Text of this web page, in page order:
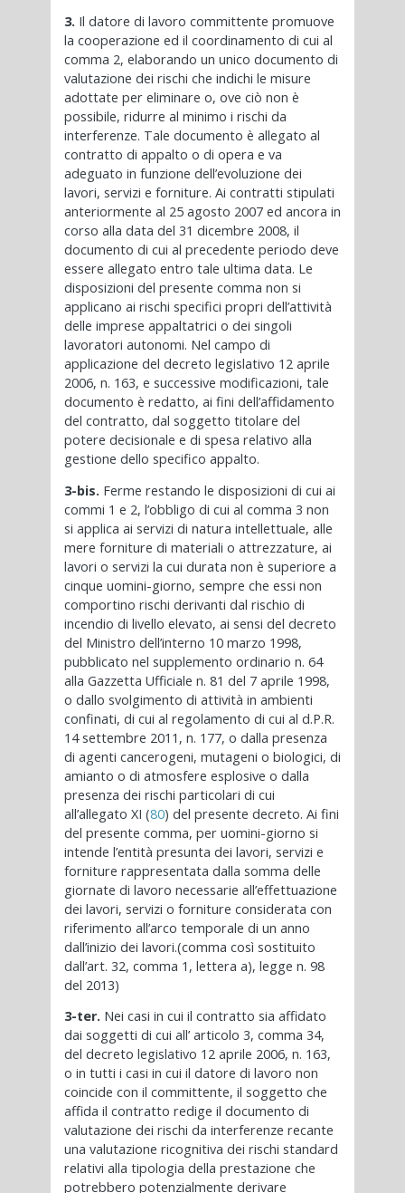
3. Il datore di lavoro committente promuove
la cooperazione ed il coordinamento di cui al
comma 2, elaborando un unico documento di
valutazione dei rischi che indichi le misure
adottate per eliminare o, ove ciò non è
possibile, ridurre al minimo i rischi da
interferenze. Tale documento è allegato al
contratto di appalto o di opera e va
adeguato in funzione dell’evoluzione dei
lavori, servizi e forniture. Ai contratti stipulati
anteriormente al 25 agosto 2007 ed ancora in
corso alla data del 31 dicembre 2008, il
documento di cui al precedente periodo deve
essere allegato entro tale ultima data. Le
disposizioni del presente comma non si
applicano ai rischi specifici propri dell’attività
delle imprese appaltatrici o dei singoli
lavoratori autonomi. Nel campo di
applicazione del decreto legislativo 12 aprile
2006, n. 163, e successive modificazioni, tale
documento è redatto, ai fini dell’affidamento
del contratto, dal soggetto titolare del
potere decisionale e di spesa relativo alla
gestione dello specifico appalto.
3-bis. Ferme restando le disposizioni di cui ai
commi 1 e 2, l’obbligo di cui al comma 3 non
si applica ai servizi di natura intellettuale, alle
mere forniture di materiali o attrezzature, ai
lavori o servizi la cui durata non è superiore a
cinque uomini-giorno, sempre che essi non
comportino rischi derivanti dal rischio di
incendio di livello elevato, ai sensi del decreto
del Ministro dell’interno 10 marzo 1998,
pubblicato nel supplemento ordinario n. 64
alla Gazzetta Ufficiale n. 81 del 7 aprile 1998,
o dallo svolgimento di attività in ambienti
confinati, di cui al regolamento di cui al d.P.R.
14 settembre 2011, n. 177, o dalla presenza
di agenti cancerogeni, mutageni o biologici, di
amianto o di atmosfere esplosive o dalla
presenza dei rischi particolari di cui
all’allegato XI (80) del presente decreto. Ai fini
del presente comma, per uomini-giorno si
intende l’entità presunta dei lavori, servizi e
forniture rappresentata dalla somma delle
giornate di lavoro necessarie all’effettuazione
dei lavori, servizi o forniture considerata con
riferimento all’arco temporale di un anno
dall’inizio dei lavori.(comma così sostituito
dall’art. 32, comma 1, lettera a), legge n. 98
del 2013)
3-ter. Nei casi in cui il contratto sia affidato
dai soggetti di cui all’ articolo 3, comma 34,
del decreto legislativo 12 aprile 2006, n. 163,
o in tutti i casi in cui il datore di lavoro non
coincide con il committente, il soggetto che
affida il contratto redige il documento di
valutazione dei rischi da interferenze recante
una valutazione ricognitiva dei rischi standard
relativi alla tipologia della prestazione che
potrebbero potenzialmente derivare